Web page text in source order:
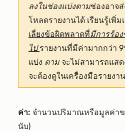
ลงในช่องแบ่งตามช่องอาจ
โหลดรายงานได้ เรียนรู้เพิ่ม
เลี่ยงข้อผิดพลาดที่มีการร้อ
ไป รายงานที่มีค่ามากกว่า
แบ่ง ตามจะไม่สามารถแส
จะต้องดูในเครื่องมือรายงาน
ค่า: จำนวนปริมาณหรือมูลค่าข
นับ)